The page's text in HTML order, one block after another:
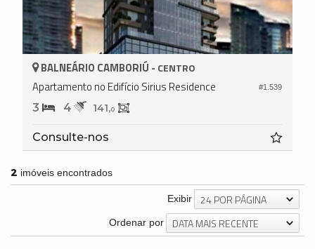
#1.539
BALNEÁRIO CAMBORIÚ - CENTRO
Apartamento no Edifício Sirius Residence
3 4 141,0
Consulte-nos
2 imóveis encontrados
Exibir 24 POR PÁGINA
Ordenar por DATA MAIS RECENTE